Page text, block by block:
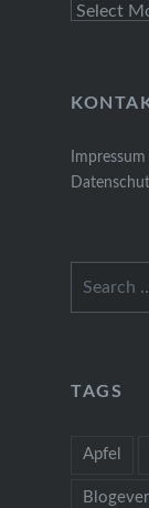
Archives
Impressum
for:
TAGS
Apfel